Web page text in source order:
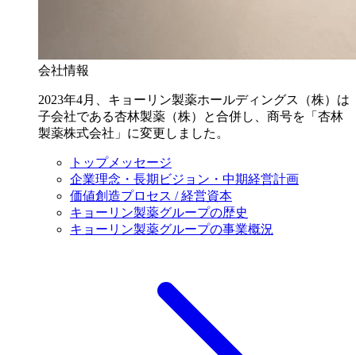
会社情報
2023年4月、キョーリン製薬ホールディングス（株）は
子会社である杏林製薬（株）と合併し、商号を「杏林
製薬株式会社」に変更しました。
トップメッセージ
企業理念・長期ビジョン・中期経営計画
価値創造プロセス / 経営資本
キョーリン製薬グループの歴史
キョーリン製薬グループの事業概況